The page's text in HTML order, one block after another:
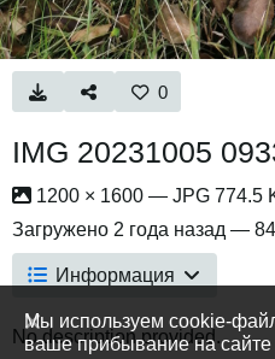
0
IMG 20231005
1200 × 1600 — JPG 774.5
Загружено 2 года назад —
Информация
No description provided.
Мы используем cookie-
ваше прибывание на